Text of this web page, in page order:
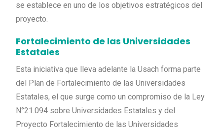
se establece en uno de los objetivos estratégicos del
proyecto.
Fortalecimiento de las Universidades
Estatales
Esta iniciativa que lleva adelante la Usach forma parte
del Plan de Fortalecimiento de las Universidades
Estatales, el que surge como un compromiso de la Ley
N°21.094 sobre Universidades Estatales y del
Proyecto Fortalecimiento de las Universidades